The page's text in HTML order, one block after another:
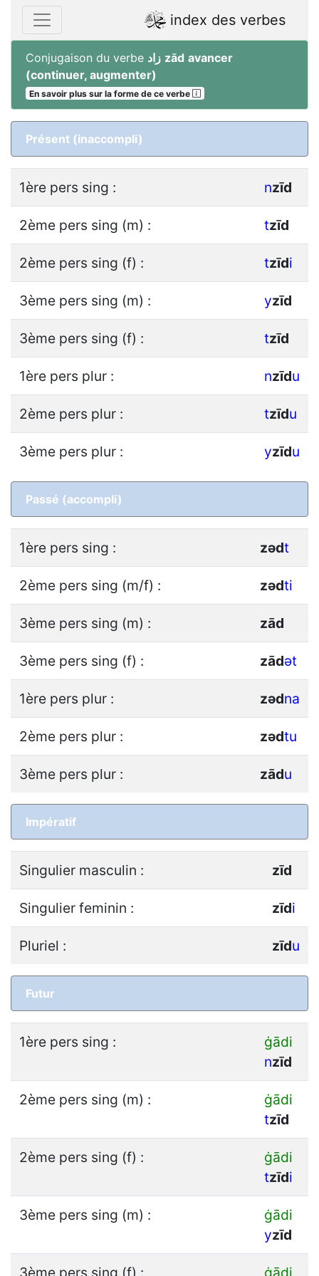
index des verbes
Conjugaison du verbe زاد zād avancer
(continuer, augmenter)
En savoir plus sur la forme de ce verbe
Présent (inaccompli)
1ère pers sing : nzīd
2ème pers sing (m) : tzīd
2ème pers sing (f) : tzīdi
3ème pers sing (m) : yzīd
3ème pers sing (f) : tzīd
1ère pers plur : nzīdu
2ème pers plur : tzīdu
3ème pers plur : yzīdu
Passé (accompli)
1ère pers sing : zǝdt
2ème pers sing (m/f) : zǝdti
3ème pers sing (m) : zād
3ème pers sing (f) : zādǝt
1ère pers plur : zǝdna
2ème pers plur : zǝdtu
3ème pers plur : zādu
Impératif
Singulier masculin : zīd
Singulier feminin : zīdi
Pluriel : zīdu
Futur
1ère pers sing :
ġādi
nzīd
2ème pers sing (m) :
ġādi
tzīd
2ème pers sing (f) :
ġādi
tzīdi
3ème pers sing (m) :
ġādi
yzīd
3ème pers sing (f) : ġādi